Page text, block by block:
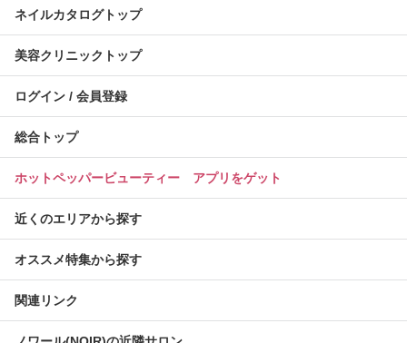
ネイルカタログトップ
美容クリニックトップ
ログイン / 会員登録
総合トップ
ホットペッパービューティー アプリをゲット
近くのエリアから探す
オススメ特集から探す
関連リンク